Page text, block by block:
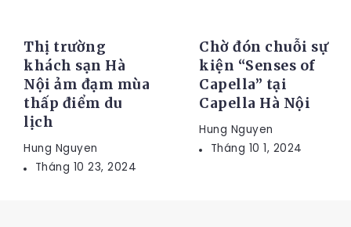
Thị trường
khách sạn Hà
Nội ảm đạm mùa
thấp điểm du
lịch
Hung Nguyen
Tháng 10 23, 2024
Chờ đón chuỗi sự
kiện “Senses of
Capella” tại
Capella Hà Nội
Hung Nguyen
Tháng 10 1, 2024